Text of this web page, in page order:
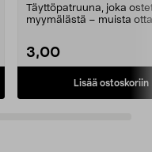
Täyttöpatruuna, joka
myymälästä – muista
3,00
Lisää ostoskoriin